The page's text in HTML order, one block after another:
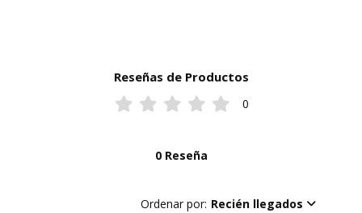
Reseñas de Productos
0
0 Reseña
Ordenar por: Recién llegados